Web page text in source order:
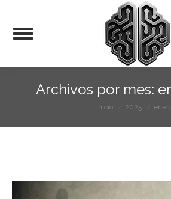
Archivos por mes:
Estás aquí:
Inicio 2025